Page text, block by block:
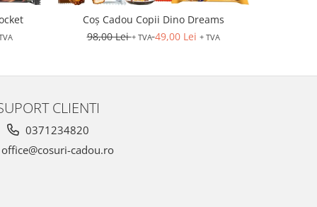
Coș Cadou Copii Dino Dreams
98,00 Lei+ TVA 49,00 Lei + TVA
CLIENTI
0371234820
cadou.ro